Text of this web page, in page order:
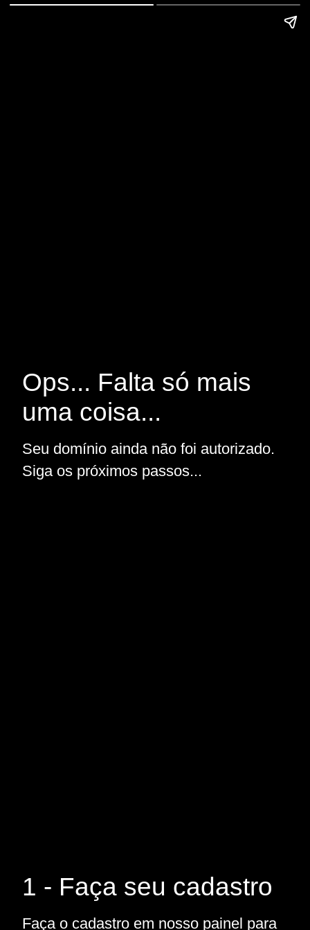
Ops... Falta só mais
uma coisa...
Seu domínio ainda não foi autorizado.
Siga os próximos passos...
1 - Faça seu cadastro
Faça o cadastro em nosso painel para